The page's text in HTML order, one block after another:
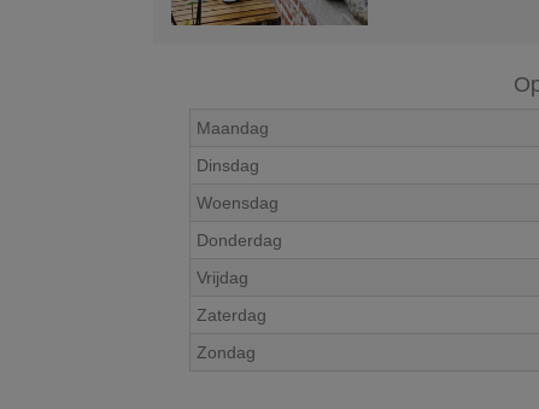
Maandag
Dinsdag
Woensdag
Donderdag
Vrijdag
Zaterdag
Zondag